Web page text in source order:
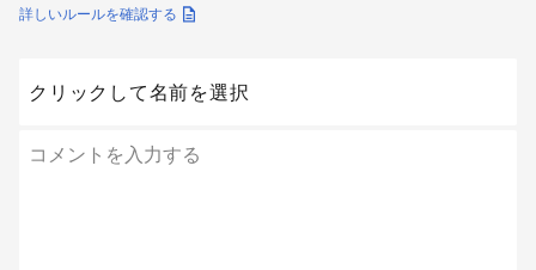
詳しいルールを確認する
クリックして名前を選択